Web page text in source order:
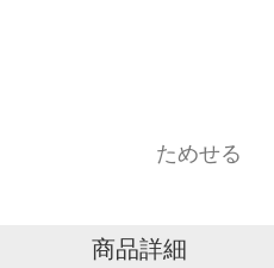
ためせる
商品詳細